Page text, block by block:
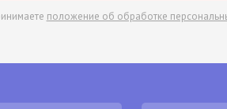
положение об обработке